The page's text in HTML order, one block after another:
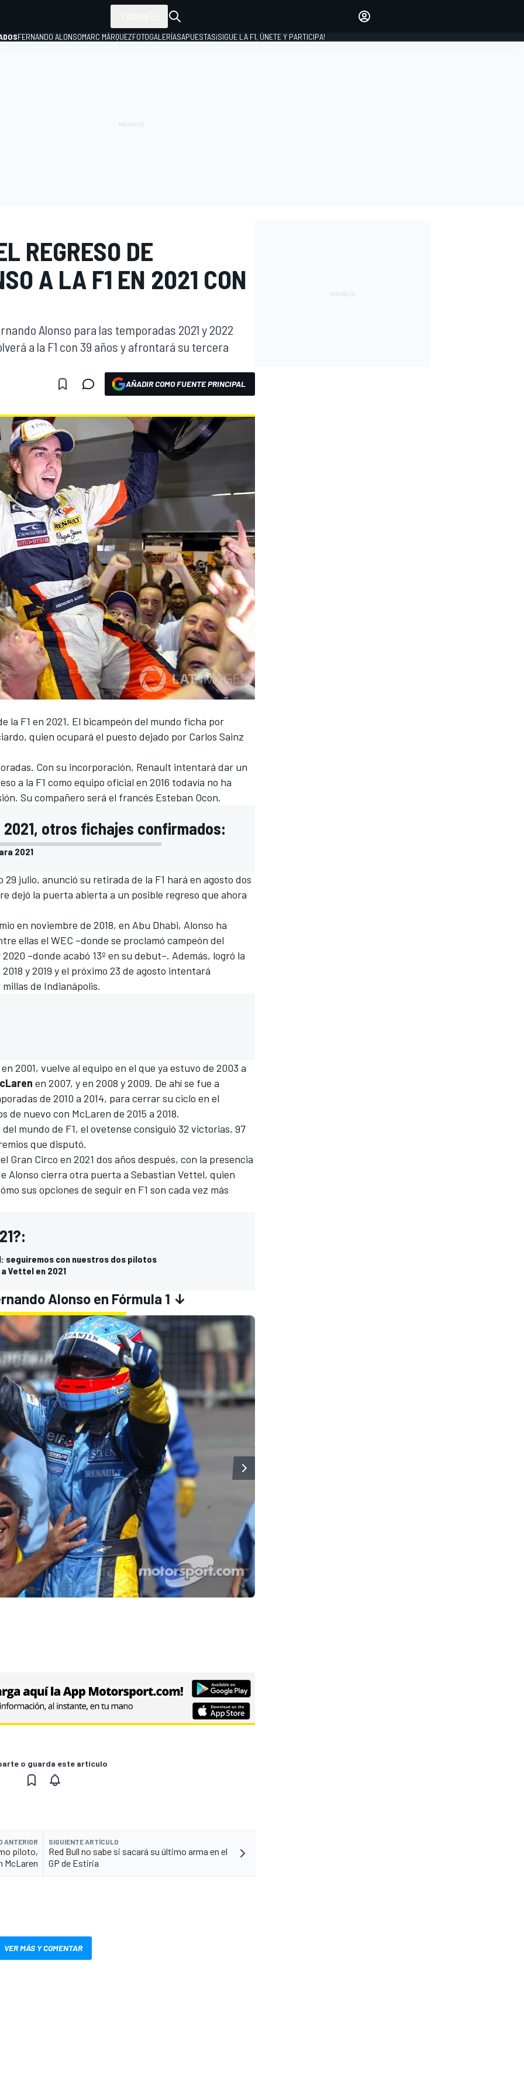
FERNANDO ALONSOMARC MÁRQUEZFOTOGALERÍASAPUESTAS¡SIGUE LA F1, ÚNETE Y PARTICIPA!
REGRESO DE
A LA F1 EN 2021 CON
Alonso para las temporadas 2021 y 2022
a la F1 con 39 años y afrontará su tercera
AÑADIR COMO FUENTE PRINCIPAL
la F1 en 2021. El bicampeón del mundo ficha por
quien ocupará el puesto dejado por Carlos Sainz
Con su incorporación, Renault intentará dar un
a la F1 como equipo oficial en 2016 todavía no ha
Su compañero será el francés Esteban Ocon.
2021, otros fichajes confirmados:
2021
29 julio, anunció su retirada de la F1 hará en agosto dos
dejó la puerta abierta a un posible regreso que ahora
en noviembre de 2018, en Abu Dhabi, Alonso ha
ellas el WEC –donde se proclamó campeón del
2020 –donde acabó 13º en su debut–. Además, logró la
y 2019 y el próximo 23 de agosto intentará
millas de Indianápolis.
en 2001, vuelve al equipo en el que ya estuvo de 2003 a
en 2007, y en 2008 y 2009. De ahí se fue a
de 2010 a 2014, para cerrar su ciclo en el
nuevo con McLaren de 2015 a 2018.
mundo de F1, el ovetense consiguió 32 victorias, 97
que disputó.
Gran Circo en 2021 dos años después, con la presencia
Alonso cierra otra puerta a Sebastian Vettel, quien
sus opciones de seguir en F1 son cada vez más
seguiremos con nuestros dos pilotos
Vettel en 2021
Alonso en Fórmula 1 ↓
o guarda este artículo
ANTERIOR
piloto,
McLaren
SIGUIENTE ARTÍCULO
Red Bull no sabe si sacará su último arma en el
GP de Estiria
VER MÁS Y COMENTAR